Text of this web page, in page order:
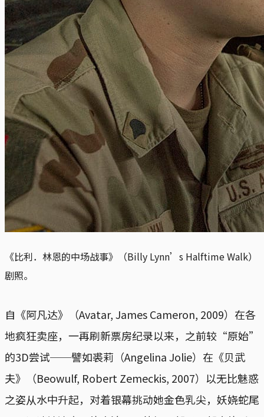
《比利．林恩的中场战事》（Billy Lynn’s Halftime Walk）
剧照。
自《阿凡达》（Avatar, James Cameron, 2009）在各
地疯狂卖座，一再刷新票房纪录以来，之前较“原始”
的3D尝试──譬如裘莉（Angelina Jolie）在《贝武
夫》（Beowulf, Robert Zemeckis, 2007）以无比魅惑
之姿从水中升起，对着银幕挑动她金色乳尖，妖娆蛇尾